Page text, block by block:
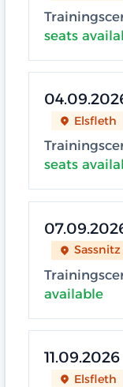
seats
Elsfleth
seats
available
Elsfleth